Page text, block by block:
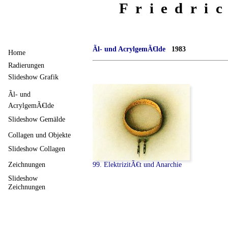
Ãl- und AcrylgemÃ€lde 1983
99. ElektrizitÃ€t und Anarchie
Home
Radierungen
Slideshow Grafik
Ãl- und
AcrylgemÃ€lde
Slideshow Gemälde
Collagen und Objekte
Slideshow Collagen
Zeichnungen
Slideshow
Zeichnungen